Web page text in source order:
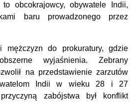
to obcokrajowcy, obywatele Indii,
baru prowadzonego przez
mężczyzn do prokuratury, gdzie
wyjaśnienia. Zebrany
na przedstawienie zarzutów
Indii w wieku 28 i 27
zabójstwa był konflikt